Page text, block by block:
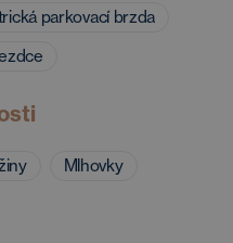
parkovací brzda
Mlhovky